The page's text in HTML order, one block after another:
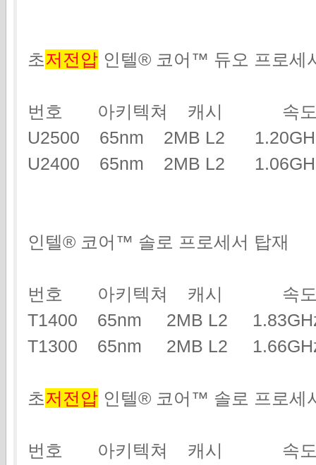
초저전압 인텔® 코어™ 듀오 프로세
번호 아키텍쳐 캐시 속도
U2500 65nm 2MB L2
U2400 65nm 2MB L2
인텔® 코어™ 솔로 프로세서 탑재
번호 아키텍쳐 캐시 속도
T1400 65nm 2MB L2
T1300 65nm 2MB L2
초저전압 인텔® 코어™ 솔로 프로세
번호 아키텍쳐 캐시 속도